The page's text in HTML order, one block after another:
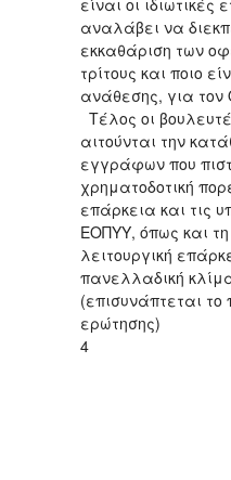
είναι οι ιδιωτικές
αναλάβει να
εκκαθάριση των
τρίτους και ποιο
ανάθεσης, για τον
Τέλος οι
αιτούνται την
εγγράφων που
χρηματοδοτική
επάρκεια και τις
ΕΟΠΥΥ, όπως και
λειτουργική
πανελλαδική
(επισυνάπτεται το
ερώτησης)
4